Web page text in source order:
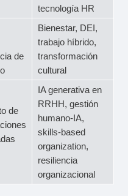
tecnología HR
de
Bienestar, DEI,
trabajo híbrido,
transformación
cultural
de
IA generativa en
RRHH, gestión
humano-IA,
skills-based
organization,
resiliencia
organizacional